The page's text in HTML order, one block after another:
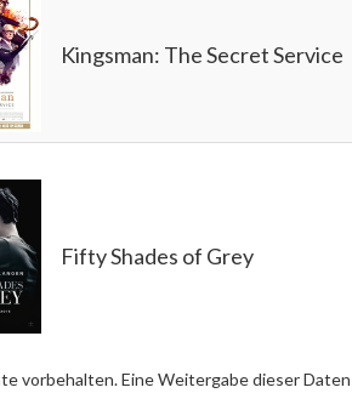
Kingsman: The Secret Service
Fifty Shades of Grey
vorbehalten. Eine Weitergabe dieser